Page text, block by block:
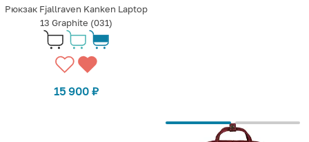
Рюкзак Fjallraven Kanken Laptop
13 Graphite (031)
15 900 ₽